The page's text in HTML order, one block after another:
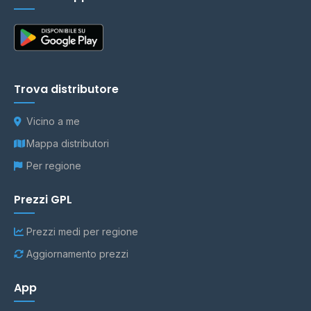
Trova distributore
Vicino a me
Mappa distributori
Per regione
Prezzi GPL
Prezzi medi per regione
Aggiornamento prezzi
App